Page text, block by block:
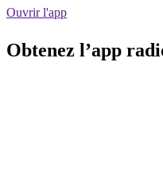
Ouvrir l'app
Obtenez l’app